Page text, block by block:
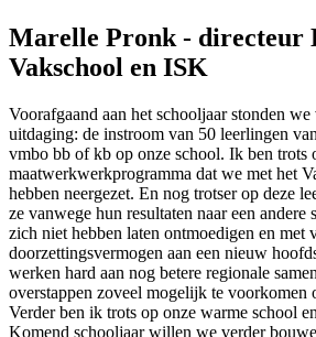
Marelle Pronk - directeur
Vakschool en ISK
Voorafgaand aan het schooljaar stonden
uitdaging: de instroom van 50 leerlingen
vmbo bb of kb op onze school. Ik ben trots
maatwerkwerkprogramma dat we met het
hebben neergezet. En nog trotser op deze
ze vanwege hun resultaten naar een andere
zich niet hebben laten ontmoedigen en met
doorzettingsvermogen aan een nieuw
werken hard aan nog betere regionale
overstappen zoveel mogelijk te voorkomen
Verder ben ik trots op onze warme school
Komend schooljaar willen we verder